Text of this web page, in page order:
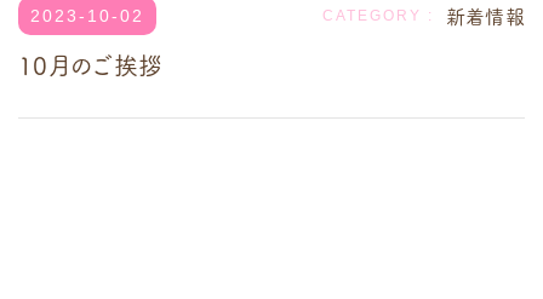
新着情報
2023-10-02
10月のご挨拶